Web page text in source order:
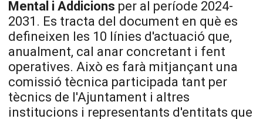
Mental i Addicions per al període 2024-
2031. Es tracta del document en què es
defineixen les 10 línies d'actuació que,
anualment, cal anar concretant i fent
operatives. Això es farà mitjançant una
comissió tècnica participada tant per
tècnics de l'Ajuntament i altres
institucions i representants d'entitats que